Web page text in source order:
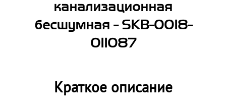
канализационная
бесшумная - SKB-0018-
011087
Краткое описание